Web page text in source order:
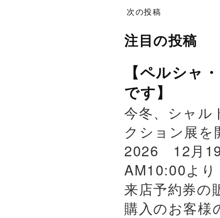
次の投稿
注目の投稿
【ペルシャ
です】
今冬、シャル
クション展
2026 12月19
AM10:00よ
来店予約券の
購入のお客様